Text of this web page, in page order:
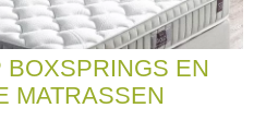
EN
MATRASSEN